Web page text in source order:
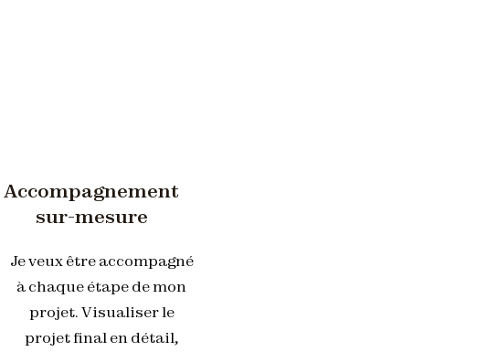
Accompagnement
sur-mesure
Je veux être accompagné
à chaque étape de mon
projet. Visualiser le
projet final en détail,